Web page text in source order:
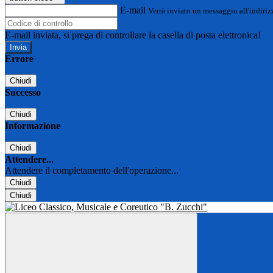
E-mail Verrà inviato un messaggio
E-mail inviata, si prega di controllare la casella di posta elettronica!
Errore
Chiudi
Successo
Chiudi
Informazione
Chiudi
Attendere...
Attendere il completamento dell'operazione...
Chiudi
Chiudi